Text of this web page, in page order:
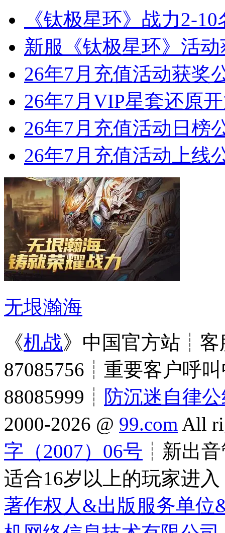
《钛极星环》战力2-
新服《钛极星环》活
26年7月充值活动获奖
26年7月VIP星套还原
26年7月充值活动日榜
26年7月充值活动上线
无垠瀚海
《机战》中国官方站┊客
87085756┊重要客户呼
88085999┊ 防沉迷自律
2000-2026 @ 99.com All
字（2007）06号 ┊新出
适合16岁以上的玩家进入
著作权人&出版服务单位